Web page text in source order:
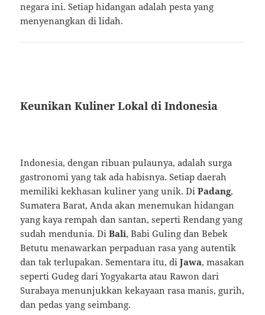
negara ini. Setiap hidangan adalah pesta yang
menyenangkan di lidah.
Keunikan Kuliner Lokal di Indonesia
Indonesia, dengan ribuan pulaunya, adalah surga
gastronomi yang tak ada habisnya. Setiap daerah
memiliki kekhasan kuliner yang unik. DiPadang,
Sumatera Barat, Anda akan menemukan hidangan
yang kaya rempah dan santan, seperti Rendang yang
sudah mendunia. DiBali, Babi Guling dan Bebek
Betutu menawarkan perpaduan rasa yang autentik
dan tak terlupakan. Sementara itu, diJawa, masakan
seperti Gudeg dari Yogyakarta atau Rawon dari
Surabaya menunjukkan kekayaan rasa manis, gurih,
dan pedas yang seimbang.